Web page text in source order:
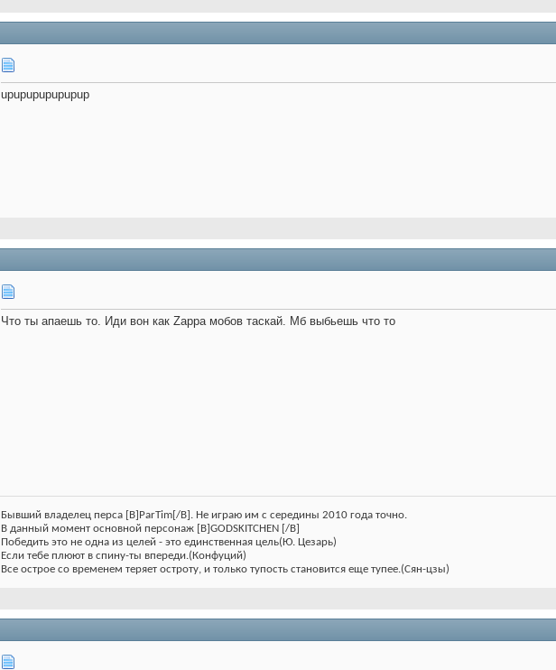
upupupupupupup
Что ты апаешь то. Иди вон как Zappa мобов таскай. Мб выбьешь что то
Бывший владелец перса [B]ParTim[/B]. Не играю им с середины 2010 года точно.
В данный момент основной персонаж [B]GODSKITCHEN [/B]
Победить это не одна из целей - это единственная цель(Ю. Цезарь)
Если тебе плюют в спину-ты впереди.(Конфуций)
Все острое со временем теряет остроту, и только тупость становится еще тупее.(Сян-цзы)